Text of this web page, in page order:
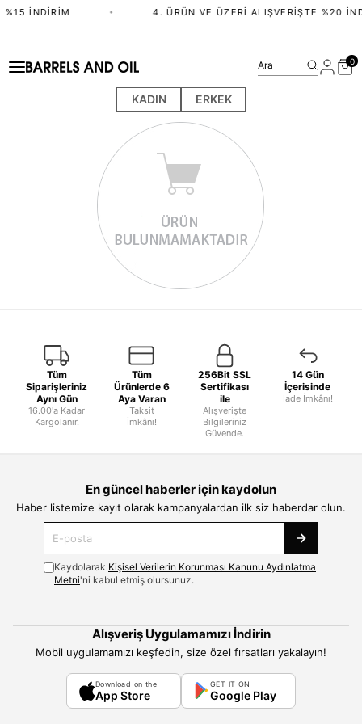
%15 İNDIRIM • 4. ÜRÜN VE ÜZERI ALIŞVERIŞTE %20
KADIN ERKEK
Ara 0
Tüm
Siparişleriniz
Aynı Gün
16.00'a Kadar
Kargolanır.
Tüm
Ürünlerde 6
Aya Varan
Taksit
İmkânı!
256Bit SSL
Sertifikası
ile
Alışverişte
Bilgileriniz
Güvende.
14 Gün
İçerisinde
İade İmkânı!
En güncel haberler için kaydolun
Haber listemize kayıt olarak kampanyalardan ilk siz haberdar olun.
Kaydolarak Kişisel Verilerin Korunması Kanunu Aydınlatma
Metni'ni kabul etmiş olursunuz.
Alışveriş Uygulamamızı İndirin
Mobil uygulamamızı keşfedin, size özel fırsatları yakalayın!
Download on the
App Store
GET IT ON
Google Play